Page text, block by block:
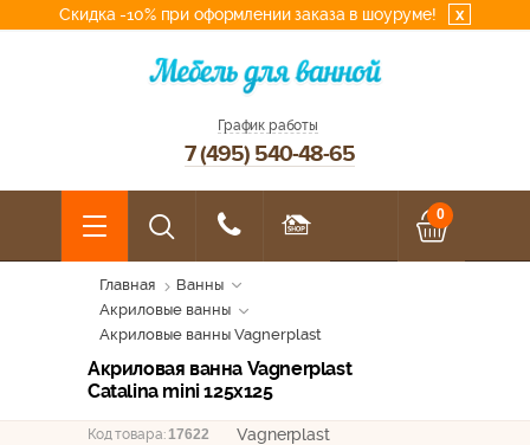
Скидка -10% при оформлении заказа в шоуруме! x
График работы
7 (495) 540-48-65
0
Главная
Ванны
Акриловые ванны
Акриловые ванны Vagnerplast
Акриловая ванна Vagnerplast
Catalina mini 125x125
Код товара: 17622
Vagnerplast